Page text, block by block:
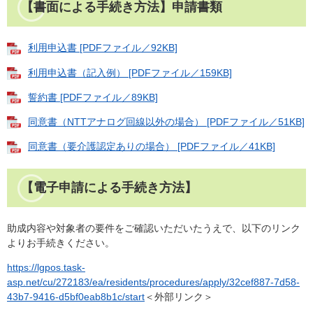
【書面による手続き方法】申請書類
利用申込書 [PDFファイル／92KB]
利用申込書（記入例） [PDFファイル／159KB]
誓約書 [PDFファイル／89KB]
同意書（NTTアナログ回線以外の場合） [PDFファイル／51KB]
同意書（要介護認定ありの場合） [PDFファイル／41KB]
【電子申請による手続き方法】
助成内容や対象者の要件をご確認いただいたうえで、以下のリンク
よりお手続きください。
https://lgpos.task-
asp.net/cu/272183/ea/residents/procedures/apply/32cef887-7d58-
43b7-9416-d5bf0eab8b1c/start＜外部リンク＞